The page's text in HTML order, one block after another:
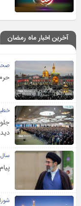
آخرین اخبار ماه رمضان